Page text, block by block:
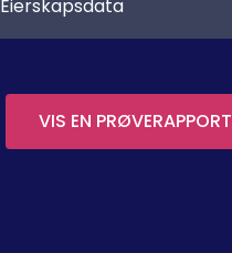
Eierskapsdata
VIS EN PRØVERAPPORT